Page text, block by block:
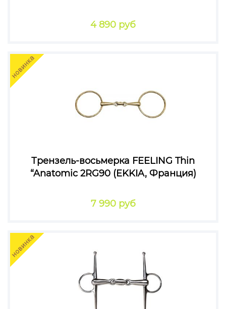
4 890 руб
Трензель-восьмерка FEELING Thin
“Anatomic 2RG90 (EKKIA, Франция)
7 990 руб